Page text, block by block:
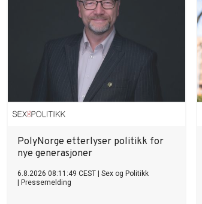
PolyNorge etterlyser politikk for
nye generasjoner
6.8.2026 08:11:49 CEST
Sex og Politikk
Pressemelding